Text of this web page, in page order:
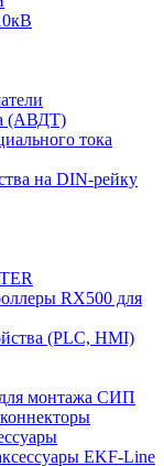
(АВДТ)
тока
на DIN-рейку
RX500 для
(PLC, HMI)
монтажа СИП
EKF-Line